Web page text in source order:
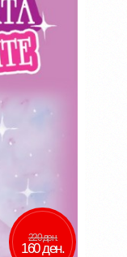
220 ден.
160 ден.